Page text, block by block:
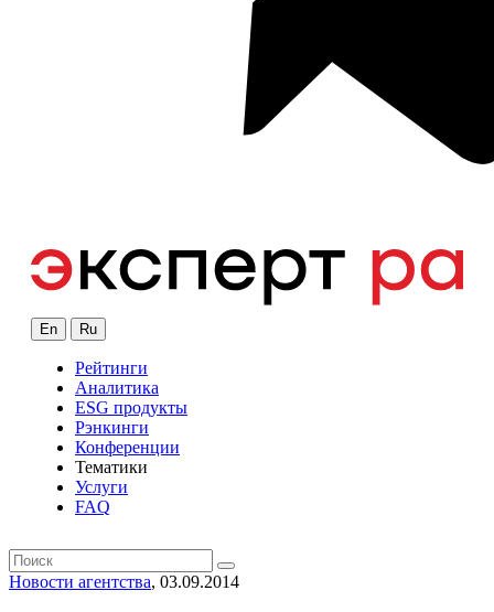
En Ru
Рейтинги
Аналитика
ESG продукты
Рэнкинги
Конференции
Тематики
Услуги
FAQ
Новости агентства, 03.09.2014